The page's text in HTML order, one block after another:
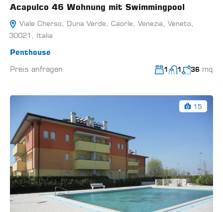
Acapulco 46 Wohnung mit Swimmingpool
Viale Cherso, Duna Verde, Caorle, Venezia, Veneto,
30021, Italia
Penthouse
Preis anfragen
1 1 36 mq
15